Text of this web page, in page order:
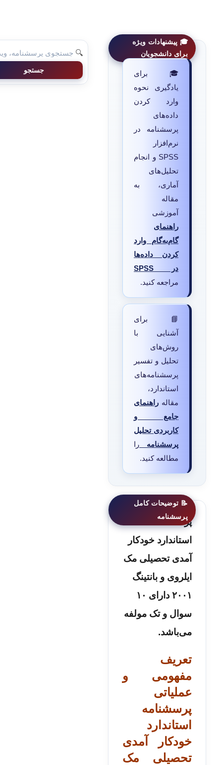
🎓 پیشنهادات ویژه
برای دانشجویان
🎓 برای
یادگیری نحوه
وارد کردن
داده‌های
پرسشنامه در
نرم‌افزار
SPSS و انجام
تحلیل‌های
آماری، به
مقاله
آموزشی
راهنمای
گام‌به‌گام وارد
کردن داده‌ها
در SPSS
مراجعه کنید.
📘 برای
آشنایی با
روش‌های
تحلیل و تفسیر
پرسشنامه‌های
استاندارد،
مقاله راهنمای
جامع و
کاربردی تحلیل
پرسشنامه را
مطالعه کنید.
پرسشنامه
استاندارد خودکار
آمدی تحصیلی مک
ایلروی و بانتینگ
۲۰۰۱ دارای ۱۰
سوال و تک مولفه
می‌باشد.
تعریف
مفهومی و
عملیاتی
پرسشنامه
استاندارد
خودکار آمدی
تحصیلی مک
🔍
جستجو